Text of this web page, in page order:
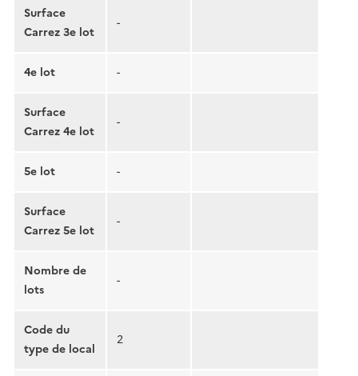
Surface
Carrez 3e lot
-
4e lot -
Surface
Carrez 4e lot
-
5e lot -
Surface
Carrez 5e lot
-
Nombre de
lots
-
Code du
type de local
2